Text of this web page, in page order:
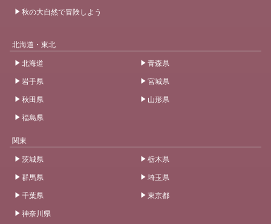
秋の大自然で冒険しよう
北海道・東北
北海道
青森県
岩手県
宮城県
秋田県
山形県
福島県
関東
茨城県
栃木県
群馬県
埼玉県
千葉県
東京都
神奈川県